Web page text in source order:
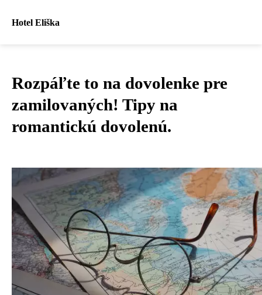
Hotel Eliška
Rozpáľte to na dovolenke pre
zamilovaných! Tipy na
romantickú dovolenú.